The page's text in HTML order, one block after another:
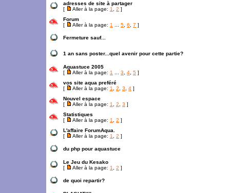
adresses de site à partager
[
Aller à la page: 1 2 ]
Forum
[
Aller à la page: 1 5 6 7 ]
Fermeture sauf...
1 an sans poster...quel avenir pour cette partie?
Aquastuce 2005
[
Aller à la page: 1 3 4 5 ]
vos site aqua preféré
[
Aller à la page: 1 2 3 4 ]
Nouvel espace
[
Aller à la page: 1 2 3 ]
Statistiques
[
Aller à la page: 1 2 ]
L'affaire ForumAqua.
[
Aller à la page: 1 2 ]
du php pour aquastuce
Le Jeu du Kesako
[
Aller à la page: 1 2 ]
de quoi repartir?